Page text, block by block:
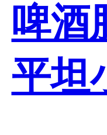
啤酒
平坦